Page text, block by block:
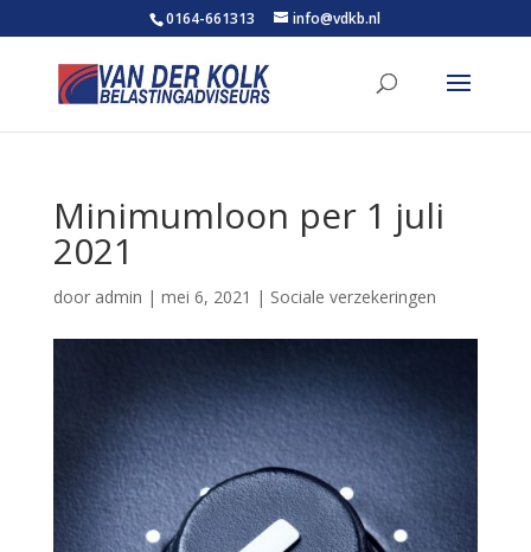
0164-661313 info@vdkb.nl
Minimumloon per 1 juli
2021
door admin | mei 6, 2021 | Sociale verzekeringen